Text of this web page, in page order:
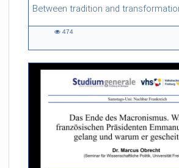
54:13 duration
474